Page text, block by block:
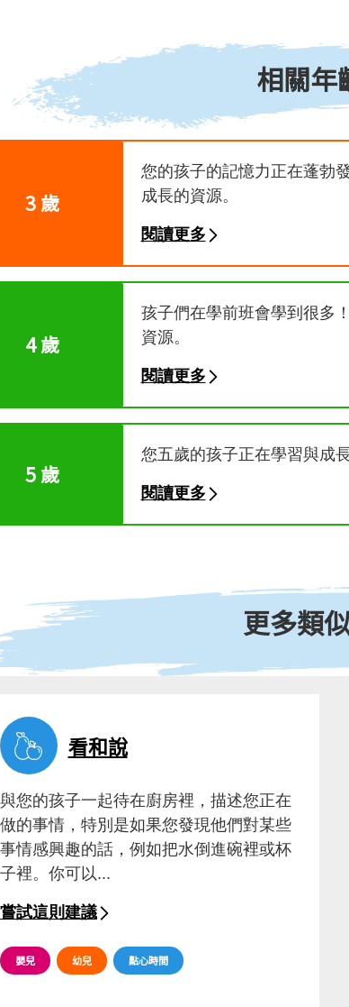
相關年
3 歲
您的孩子的記憶力正在蓬勃
成長的資源。
閱讀更多
4 歲
孩子們在學前班會學到很多
資源。
閱讀更多
5 歲
您五歲的孩子正在學習與成
閱讀更多
更多類
看和說
與您的孩子一起待在廚房裡，描述您正在
做的事情，特別是如果您發現他們對某些
事情感興趣的話，例如把水倒進碗裡或杯
子裡。你可以...
嘗試這則建議
嬰兒 幼兒 點心時間